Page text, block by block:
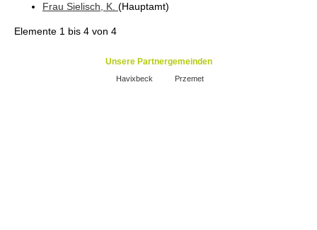
Frau Sielisch , K. (Hauptamt)
Elemente 1 bis 4 von 4
Unsere Partnergemeinden
Havixbeck Przemet